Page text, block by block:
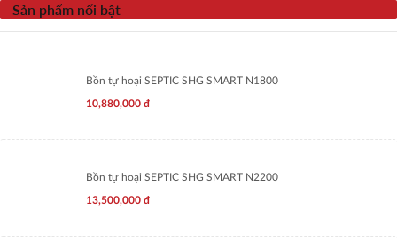
Sản phẩm nổi bật
Bồn tự hoại SEPTIC SHG SMART N1800
10,880,000đ
Bồn tự hoại SEPTIC SHG SMART N2200
13,500,000đ